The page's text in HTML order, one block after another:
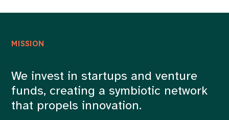
MISSION
We invest in startups and venture
funds, creating a symbiotic network
that propels innovation.